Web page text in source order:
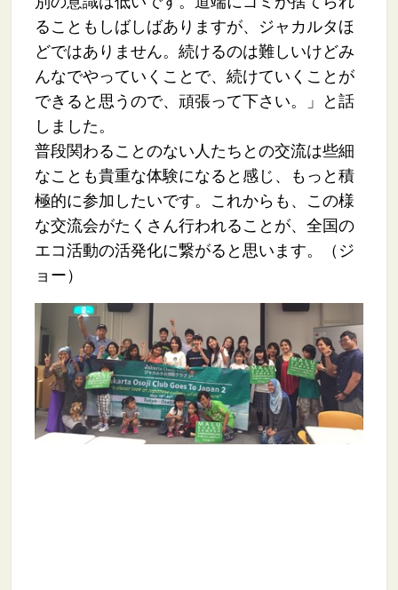
ることもしばしばありますが、ジャカルタほ
どではありません。続けるのは難しいけどみ
んなでやっていくことで、続けていくことが
できると思うので、頑張って下さい。」と話
しました。
普段関わることのない人たちとの交流は些細
なことも貴重な体験になると感じ、もっと積
極的に参加したいです。これからも、この様
な交流会がたくさん行われることが、全国の
エコ活動の活発化に繋がると思います。（ジ
ョー）